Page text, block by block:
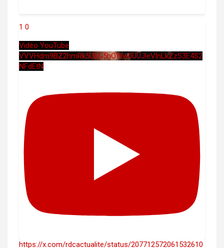
1 0
Vidéo YouTube
VVVHdm9BZ2hmRk5UbG5hOWw0UUJleVlnLkZzS3E4S2
NFdEtN
https://x.com/rdcactualite/status/207712572061532610